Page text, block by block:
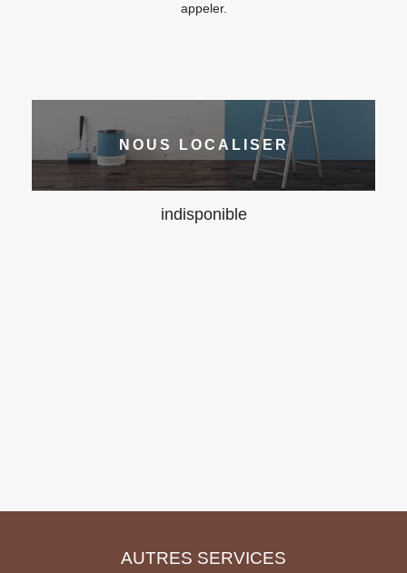
appeler.
NOUS LOCALISER
indisponible
AUTRES SERVICES